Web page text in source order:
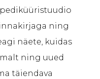
ning
näete, kuidas
ning uued
täiendava